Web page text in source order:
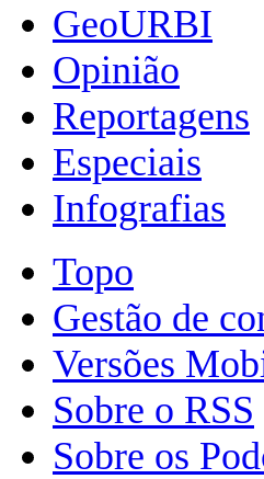
GeoURBI
Opinião
Reportagens
Especiais
Infografias
Topo
Gestão de
Versões
Sobre o RSS
Sobre os